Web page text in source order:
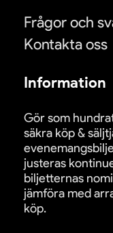
Frågor och
Kontakta oss
Information
Gör som
säkra köp &
justeras
biljetternas
jämföra med
köp.